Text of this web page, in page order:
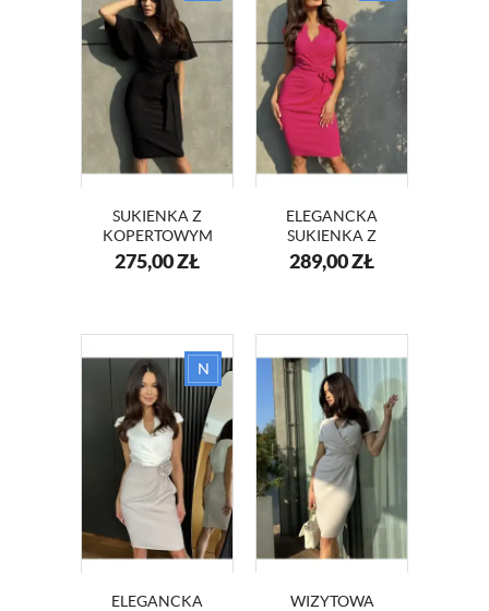
SUKIENKA Z
KOPERTOWYM
DEKOLTEM I
SZEROKIMI
275,00ZŁ
ELEGANCKA
SUKIENKA Z
KOPERTOWYM
DEKOLTEM I
289,00ZŁ
ELEGANCKA
WIZYTOWA